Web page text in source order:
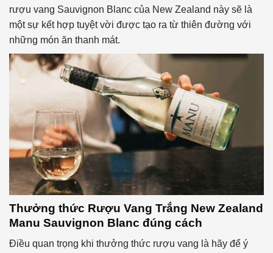
rượu vang Sauvignon Blanc của New Zealand này sẽ là
một sự kết hợp tuyệt vời được tạo ra từ thiên đường với
những món ăn thanh mát.
Thưởng thức Rượu Vang Trắng New Zealand
Manu Sauvignon Blanc đúng cách
Điều quan trọng khi thưởng thức rượu vang là hãy để ý